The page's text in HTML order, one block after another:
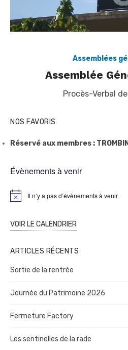
Assemblées
Assemblée
Procès-Verbal de
NOS FAVORIS
Réservé aux membres :
Évènements à venir
N
i
c
Il n’y a pas d’évènements à venir.
VOIR LE CALENDRIER
ARTICLES RÉCENTS
Sortie de la rentrée
Journée du Patrimoine 2026
Fermeture Factory
Les sentinelles de la rade